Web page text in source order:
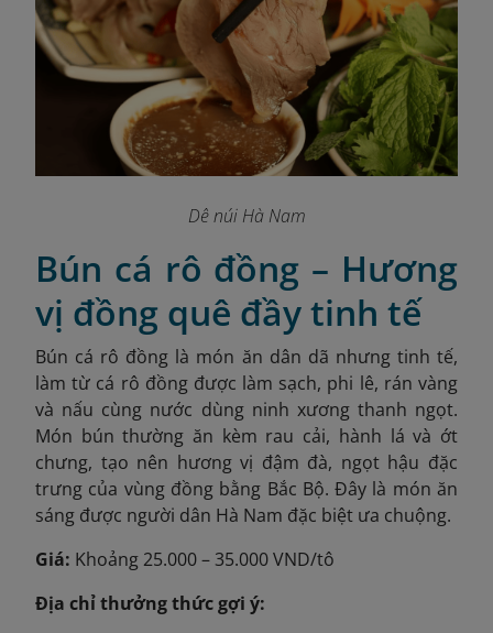
Dê núi Hà Nam
Bún cá rô đồng – Hương
vị đồng quê đầy tinh tế
Bún cá rô đồng là món ăn dân dã nhưng tinh tế,
làm từ cá rô đồng được làm sạch, phi lê, rán vàng
và nấu cùng nước dùng ninh xương thanh ngọt.
Món bún thường ăn kèm rau cải, hành lá và ớt
chưng, tạo nên hương vị đậm đà, ngọt hậu đặc
trưng của vùng đồng bằng Bắc Bộ. Đây là món ăn
sáng được người dân Hà Nam đặc biệt ưa chuộng.
Giá: Khoảng 25.000 – 35.000 VND/tô
Địa chỉ thưởng thức gợi ý: